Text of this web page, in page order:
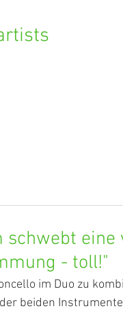
schwebt
- toll!"
im Duo zu
beiden